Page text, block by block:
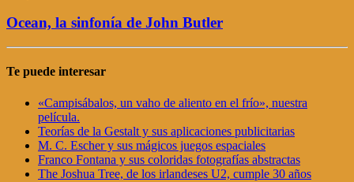
Ocean, la sinfonía de John Butler
Te puede interesar
«Campisábalos, un vaho de aliento en el frío», nuestra
película.
Teorías de la Gestalt y sus aplicaciones publicitarias
M. C. Escher y sus mágicos juegos espaciales
Franco Fontana y sus coloridas fotografías abstractas
The Joshua Tree, de los irlandeses U2, cumple 30 años